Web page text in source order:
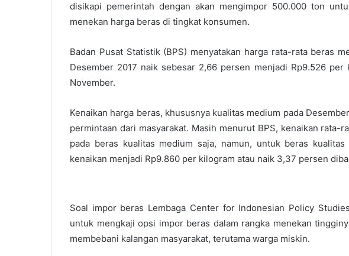
disikapi pemerintah dengan akan mengimpor 500.000 ton
menekan harga beras di tingkat konsumen.
Badan Pusat Statistik (BPS) menyatakan harga rata-rata beras
Desember 2017 naik sebesar 2,66 persen menjadi Rp9.526 per
November.
Kenaikan harga beras, khususnya kualitas medium pada
permintaan dari masyarakat. Masih menurut BPS, kenaikan rata-
pada beras kualitas medium saja, namun, untuk beras
kenaikan menjadi Rp9.860 per kilogram atau naik 3,37 persen
Soal impor beras Lembaga Center for Indonesian Policy
untuk mengkaji opsi impor beras dalam rangka menekan
membebani kalangan masyarakat, terutama warga miskin.